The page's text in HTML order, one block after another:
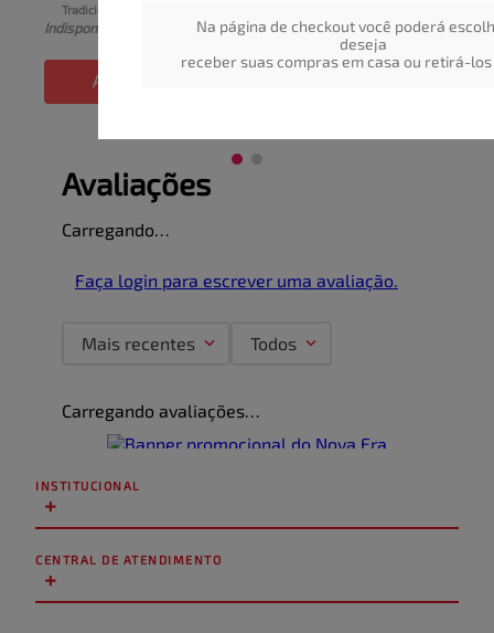
Na página de checkout você poderá
deseja
receber suas compras em casa ou retirá-
Tradicional 9x600g
Indisponível
ADICIONAR
Indisponível
Avaliações
Carregando…
Faça login para escrever uma avaliação.
Mais recentes Todos
Carregando avaliações…
INSTITUCIONAL
+
CENTRAL DE ATENDIMENTO
+